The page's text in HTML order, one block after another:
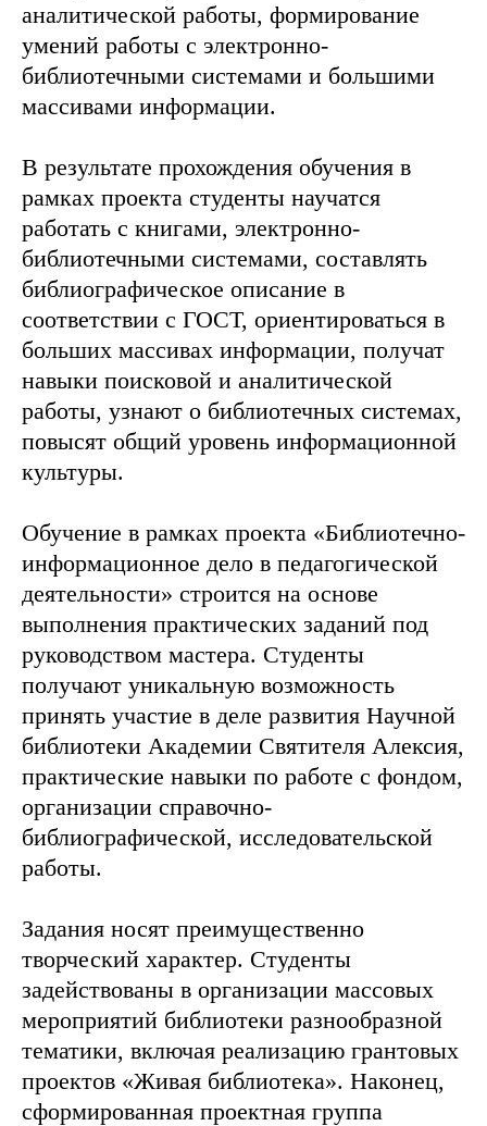
аналитической работы, формирование
умений работы с электронно-
библиотечными системами и большими
массивами информации.
В результате прохождения обучения в
рамках проекта студенты научатся
работать с книгами, электронно-
библиотечными системами, составлять
библиографическое описание в
соответствии с ГОСТ, ориентироваться в
больших массивах информации, получат
навыки поисковой и аналитической
работы, узнают о библиотечных системах,
повысят общий уровень информационной
культуры.
Обучение в рамках проекта «Библиотечно-
информационное дело в педагогической
деятельности» строится на основе
выполнения практических заданий под
руководством мастера. Студенты
получают уникальную возможность
принять участие в деле развития Научной
библиотеки Академии Святителя Алексия,
практические навыки по работе с фондом,
организации справочно-
библиографической, исследовательской
работы.
Задания носят преимущественно
творческий характер. Студенты
задействованы в организации массовых
мероприятий библиотеки разнообразной
тематики, включая реализацию грантовых
проектов «Живая библиотека». Наконец,
сформированная проектная группа